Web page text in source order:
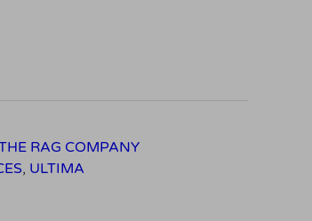
RAG COMPANY
, ULTIMA